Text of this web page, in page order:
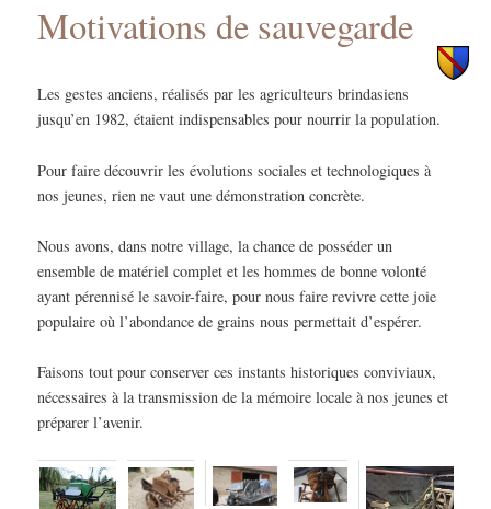
principal
secondaire
Motivations de sauvegarde
Les gestes anciens, réalisés par les agriculteurs brindasiens
jusqu’en 1982, étaient indispensables pour nourrir la population.
Pour faire découvrir les évolutions sociales et technologiques à
nos jeunes, rien ne vaut une démonstration concrète.
Nous avons, dans notre village, la chance de posséder un
ensemble de matériel complet et les hommes de bonne volonté
ayant pérennisé le savoir-faire, pour nous faire revivre cette joie
populaire où l’abondance de grains nous permettait d’espérer.
Faisons tout pour conserver ces instants historiques conviviaux,
nécessaires à la transmission de la mémoire locale à nos jeunes et
préparer l’avenir.